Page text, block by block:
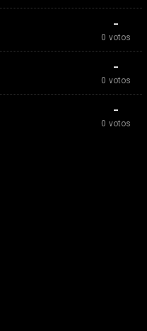
-
0 votos
-
0 votos
-
0 votos